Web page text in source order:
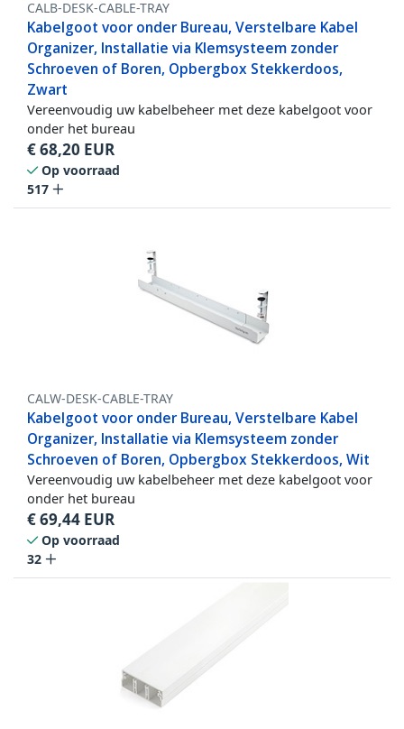
CALB-DESK-CABLE-TRAY
Kabelgoot voor onder Bureau, Verstelbare Kabel
Organizer, Installatie via Klemsysteem zonder
Schroeven of Boren, Opbergbox Stekkerdoos,
Zwart
Vereenvoudig uw kabelbeheer met deze kabelgoot voor
onder het bureau
€68,20 EUR
Op voorraad
517
CALW-DESK-CABLE-TRAY
Kabelgoot voor onder Bureau, Verstelbare Kabel
Organizer, Installatie via Klemsysteem zonder
Schroeven of Boren, Opbergbox Stekkerdoos, Wit
Vereenvoudig uw kabelbeheer met deze kabelgoot voor
onder het bureau
€69,44 EUR
Op voorraad
32